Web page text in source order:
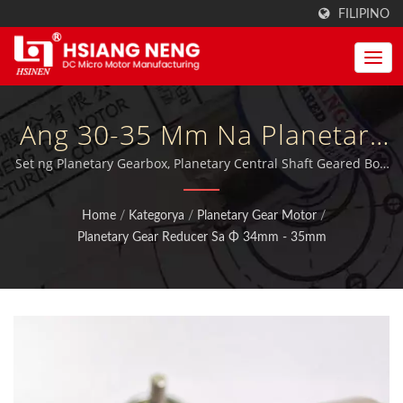
FILIPINO
Ang 30-35 Mm Na Planetary
Gear Reducer Ay Maaaring
Magdagdag Ng Encoder At
Controller.| Tagagawa Ng
Mataas Na Pwersa Ng
Motors At Gearboxes |
Set ng Planetary Gearbox, Planetary Central Shaft Geared Box,
Planetary Motor, Planetary Gears / MIT DC Motors, Motor
Gears at Gearboxs na may kwalipikadong ISO 9001:2015 at
sertipikadong TUV, CE at UL.
Home / Kategorya / Planetary Gear Motor /
Planetary Gear Reducer Sa Φ 34mm - 35mm